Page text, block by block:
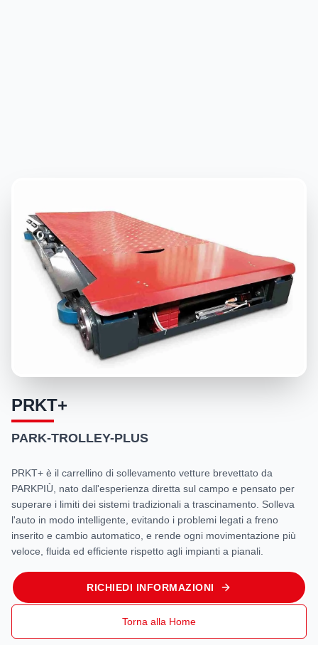
PRKT+
PARK-TROLLEY-PLUS
PRKT+ è il carrellino di sollevamento vetture brevettato da
PARKPIÙ, nato dall'esperienza diretta sul campo e pensato per
superare i limiti dei sistemi tradizionali a trascinamento. Solleva
l'auto in modo intelligente, evitando i problemi legati a freno
inserito e cambio automatico, e rende ogni movimentazione più
veloce, fluida ed efficiente rispetto agli impianti a pianali.
RICHIEDI INFORMAZIONI
Torna alla Home